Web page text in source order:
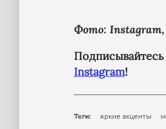
Фото: Instagram,
Instagram!
Теги: яркие акценты